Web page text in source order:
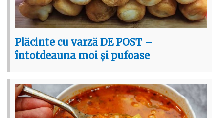
Plăcinte cu varză DE POST –
întotdeauna moi și pufoase